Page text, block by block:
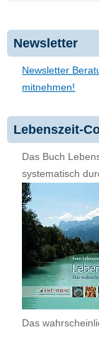
Newsletter
Newsletter
mitnehmen!
Lebenszeit-
Das Buch
systematisch
Das